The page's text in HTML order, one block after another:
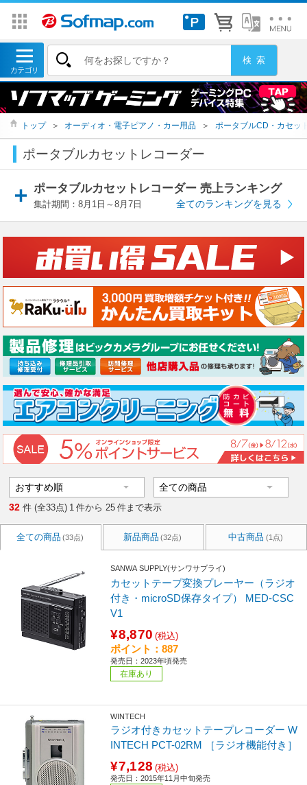
トップ ＞ オーディオ・電子ピアノ・カー用品 ＞ ポータブルCD・カセッ
ポータブルカセットレコーダー
ポータブルカセットレコーダー 売上ランキング
集計期間：8月1日～8月7日 全てのランキングを見る
32 件 (全33点) 1 件から 25 件まで表示
全ての商品 (33点) 新品商品 (32点) 中古商品 (1点)
SANWA SUPPLY(サンワサプライ)
カセットテープ変換プレーヤー（ラジオ
付き・microSD保存タイプ） MED-CSC
V1
¥8,870 (税込)
ポイント：887
発売日：2023年頃発売
在庫あり
WINTECH
ラジオ付きカセットテープレコーダー W
INTECH PCT-02RM ［ラジオ機能付き］
¥7,128 (税込)
発売日：2015年11月中旬発売